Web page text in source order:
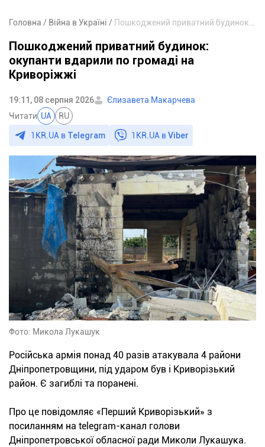
Головна Війна в Україні Пошкоджений приватний будинок: окупанти вдарили по громаді на Криворіжжі
Пошкоджений приватний будинок:
окупанти вдарили по громаді на
Криворіжжі
19:11, 08 серпня 2026
Єлизавета Макарчева
Читати UA RU
1KR.UA в Telegram 1KR.UA вViber
Фото: Микола Лукашук
Російська армія понад 40 разів атакувала 4 райони
Дніпропетровщини, під ударом був і Криворізький
район. Є загиблі та поранені.
Про це повідомляє «Перший Криворізький» з
посиланням на telegram-канал голови
Дніпропетровської обласної ради Миколи Лукашука.